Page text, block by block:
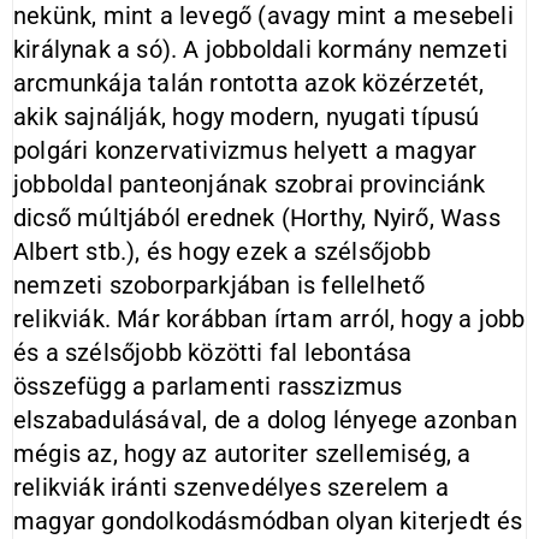
nekünk, mint a levegő (avagy mint a mesebeli
királynak a só). A jobboldali kormány nemzeti
arcmunkája talán rontotta azok közérzetét,
akik sajnálják, hogy modern, nyugati típusú
polgári konzervativizmus helyett a magyar
jobboldal panteonjának szobrai provinciánk
dicső múltjából erednek (Horthy, Nyirő, Wass
Albert stb.), és hogy ezek a szélsőjobb
nemzeti szoborparkjában is fellelhető
relikviák. Már korábban írtam arról, hogy a jobb
és a szélsőjobb közötti fal lebontása
összefügg a parlamenti rasszizmus
elszabadulásával, de a dolog lényege azonban
mégis az, hogy az autoriter szellemiség, a
relikviák iránti szenvedélyes szerelem a
magyar gondolkodásmódban olyan kiterjedt és